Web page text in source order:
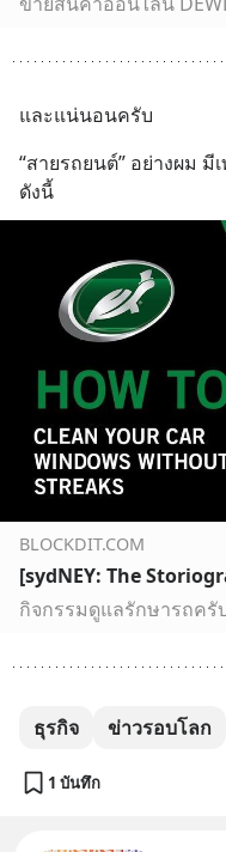
และแน่นอนครับ
“สายรถยนต์” อย่างผม
ดังนี้
BLOCKDIT.COM
ธุรกิจ ข่าวรอบโลก
1 บันทึก